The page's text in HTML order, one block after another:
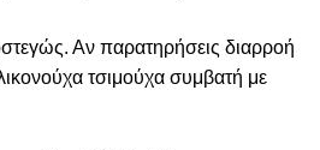
Αν παρατηρήσεις διαρροή
τσιμούχα συμβατή με